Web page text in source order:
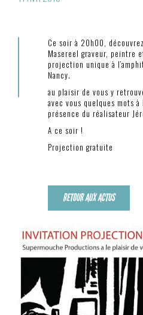
Ce soir à 20h00,
Masereel graveur, peintre
projection unique à
Nancy.
au plaisir de vous y
avec vous quelques mots
présence du réalisateur
A ce soir !
Projection gratuite
RETOUR AUX ACTUS